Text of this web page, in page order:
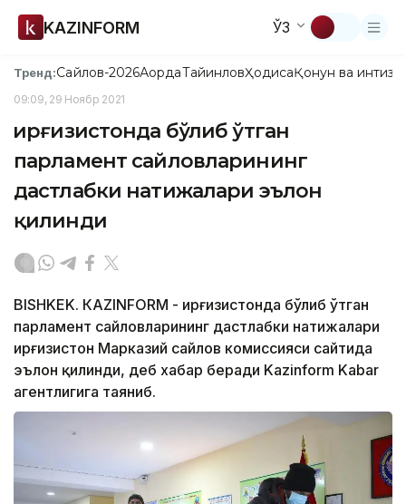
KAZINFORM ЎЗ
Тренд:Сайлов-2026АқордаТайинловҲодисаҚонун ва
09:09, 29 Ноябр 2021
Қирғизистонда бўлиб ўтган
парламент сайловларининг
дастлабки натижалари эълон
қилинди
BISHKEK. КAZINFORM - Қирғизистонда бўлиб ўтган
парламент сайловларининг дастлабки натижалари
Қирғизистон Марказий сайлов комиссияси сайтида
эълон қилинди, деб хабар беради Kazinform Kabar
агентлигига таяниб.